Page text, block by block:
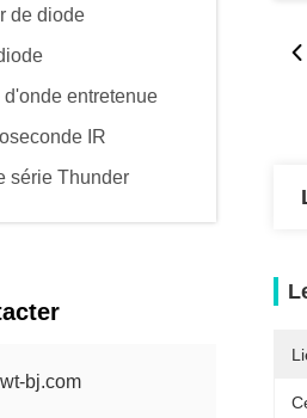
de diode
d'onde entretenue
IR
série Thunder
bj.com